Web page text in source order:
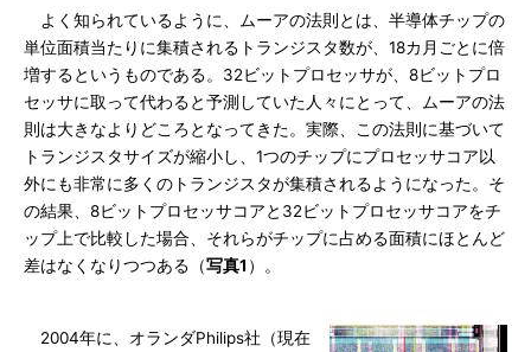
よく知られているように、ムーアの法則とは、半導体チップの
単位面積当たりに集積されるトランジスタ数が、18カ月ごとに倍
増するというものである。32ビットプロセッサが、8ビットプロ
セッサに取って代わると予測していた人々にとって、ムーアの法
則は大きなよりどころとなってきた。実際、この法則に基づいて
トランジスタサイズが縮小し、1つのチップにプロセッサコア以
外にも非常に多くのトランジスタが集積されるようになった。そ
の結果、8ビットプロセッサコアと32ビットプロセッサコアをチ
ップ上で比較した場合、それらがチップに占める面積にほとんど
差はなくなりつつある（写真1 ）。
2004年に、オランダPhilips社（現在